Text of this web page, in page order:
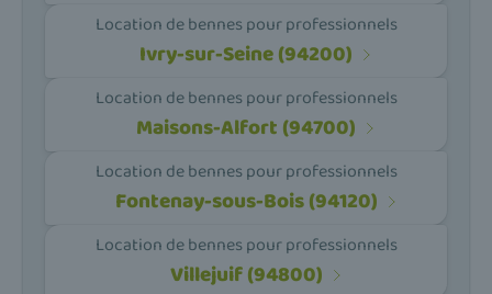
Location de bennes pour professionnels
Ivry-sur-Seine (94200)
Location de bennes pour professionnels
Maisons-Alfort (94700)
Location de bennes pour professionnels
Fontenay-sous-Bois (94120)
Location de bennes pour professionnels
Villejuif (94800)